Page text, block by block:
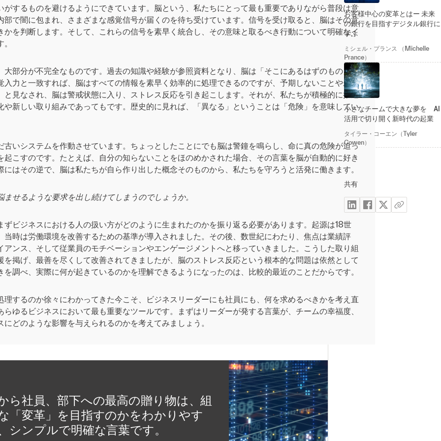
するものを避けるようにできています。脳という、私たちにとって最も重要でありながら普段は意
部で闇に包まれ、さまざまな感覚信号が届くのを待ち受けています。信号を受け取ると、脳はその意
かを判断します。そして、これらの信号を素早く統合し、その意味と取るべき行動について明確なイ
部分が不完全なものです。過去の知識や経験が参照資料となり、脳は「そこにあるはずのもの」を
入力と一致すれば、脳はすべての情報を素早く効率的に処理できるのですが、予期しないことや未知
と見なされ、脳は警戒状態に入り、ストレス反応を引き起こします。それが、私たちが積極的に推進
や新しい取り組みであってもです。歴史的に見れば、「異なる」ということは「危険」を意味してい
いシステムを作動させています。ちょっとしたことにでも脳は警鐘を鳴らし、命に真の危険が迫っ
起こすのです。たとえば、自分の知らないことをほのめかされた場合、その言葉を脳が自動的に好き
はその逆で、脳は私たちが自ら作り出した概念そのものから、私たちを守ろうと活発に働きます。
せるような要求を出し続けてしまうのでしょうか。
ビジネスにおける人の扱い方がどのように生まれたのかを振り返る必要があります。起源は18世
当時は労働環境を改善するための基準が導入されました。その後、数世紀にわたり、焦点は業績評
アンス、そして従業員のモチベーションやエンゲージメントへと移っていきました。こうした取り組
を掲げ、最善を尽くして改善されてきましたが、脳のストレス反応という根本的な問題は依然として
調べ、実際に何が起きているのかを理解できるようになったのは、比較的最近のことだからです。
するのか徐々にわかってきた今こそ、ビジネスリーダーにも社員にも、何を求めるべきかを考え直
ゆるビジネスにおいて最も重要なツールです。まずはリーダーが発する言葉が、チームの幸福度、
どのような影響を与えられるのかを考えてみましょう。
ら社員、部下への最高の贈り物は、組
「変革」を目指すのかをわかりやす
シンプルで明確な言葉です。
お客様中心の変革とはー 未来
の銀行を目指すデジタル銀行に
学ぶ
ミシェル・プランス （Michelle
Prance）
小さなチームで大きな夢を AI
活用で切り開く新時代の起業
タイラー・コーエン（Tyler
Cowen）
共有